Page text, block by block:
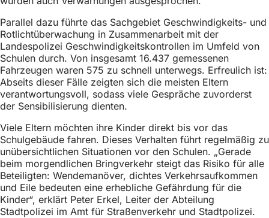
h
h
i
e
r
:
Parallel dazu führte das Sachgebiet Geschwindigkeits- und
Rotlichtüberwachung in Zusammenarbeit mit der
Landespolizei Geschwindigkeitskontrollen im Umfeld von
Schulen durch. Von insgesamt 16.437 gemessenen
Fahrzeugen waren 575 zu schnell unterwegs. Erfreulich ist:
Abseits dieser Fälle zeigten sich die meisten Eltern
verantwortungsvoll, sodass viele Gespräche zuvorderst
der Sensibilisierung dienten.
Viele Eltern möchten ihre Kinder direkt bis vor das
Schulgebäude fahren. Dieses Verhalten führt regelmäßig zu
unübersichtlichen Situationen vor den Schulen. „Gerade
beim morgendlichen Bringverkehr steigt das Risiko für alle
Beteiligten: Wendemanöver, dichtes Verkehrsaufkommen
und Eile bedeuten eine erhebliche Gefährdung für die
Kinder“, erklärt Peter Erkel, Leiter der Abteilung
Stadtpolizei im Amt für Straßenverkehr und Stadtpolizei.